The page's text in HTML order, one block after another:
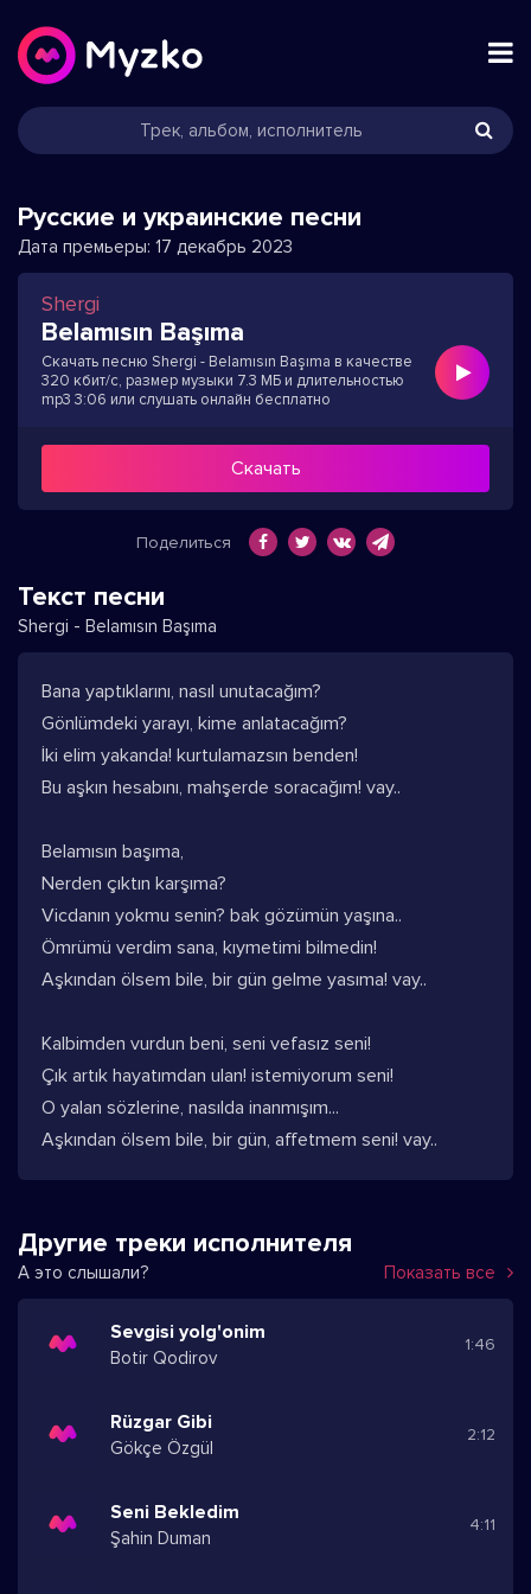
Русские и украинские песни
Дата премьеры: 17 декабрь 2023
Shergi
Belamısın Başıma
Скачать песню Shergi - Belamısın Başıma в качестве
320 кбит/с, размер музыки 7.3 МБ и длительностью
mp3 3:06 или слушать онлайн бесплатно
Скачать
Поделиться
Текст песни
Shergi - Belamısın Başıma
Bana yaptıklarını, nasıl unutacağım?
Gönlümdeki yarayı, kime anlatacağım?
İki elim yakanda! kurtulamazsın benden!
Bu aşkın hesabını, mahşerde soracağım! vay..
Belamısın başıma,
Nerden çıktın karşıma?
Vicdanın yokmu senin? bak gözümün yaşına..
Ömrümü verdim sana, kıymetimi bilmedin!
Aşkından ölsem bile, bir gün gelme yasıma! vay..
Kalbimden vurdun beni, seni vefasız seni!
Çık artık hayatımdan ulan! istemiyorum seni!
O yalan sözlerine, nasılda inanmışım...
Aşkından ölsem bile, bir gün, affetmem seni! vay..
Другие треки исполнителя
А это слышали? Показать все
Sevgisi yolg'onim
Botir Qodirov
1:46
Rüzgar Gibi
Gökçe Özgül
2:12
Seni Bekledim
Şahin Duman
4:11